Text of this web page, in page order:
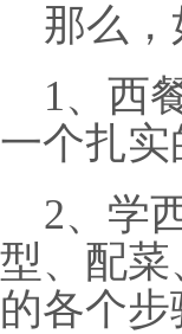
那么
1、西
一个扎
2、学
型、配
的各个步